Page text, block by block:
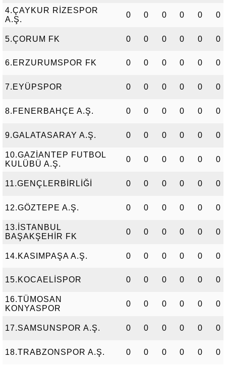
4.ÇAYKUR RİZESPOR
A.Ş.
0 0 0 0 0 0
5.ÇORUM FK 0 0 0 0 0 0
6.ERZURUMSPOR FK 0 0 0 0 0 0
7.EYÜPSPOR 0 0 0 0 0 0
8.FENERBAHÇE A.Ş. 0 0 0 0 0 0
9.GALATASARAY A.Ş. 0 0 0 0 0 0
10.GAZİANTEP FUTBOL
KULÜBÜ A.Ş.
0 0 0 0 0 0
11.GENÇLERBİRLİĞİ 0 0 0 0 0 0
12.GÖZTEPE A.Ş. 0 0 0 0 0 0
13.İSTANBUL
BAŞAKŞEHİR FK
0 0 0 0 0 0
14.KASIMPAŞA A.Ş. 0 0 0 0 0 0
15.KOCAELİSPOR 0 0 0 0 0 0
16.TÜMOSAN
KONYASPOR
0 0 0 0 0 0
17.SAMSUNSPOR A.Ş. 0 0 0 0 0 0
18.TRABZONSPOR A.Ş. 0 0 0 0 0 0